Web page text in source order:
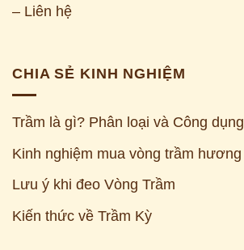
– Liên hệ
CHIA SẺ KINH NGHIỆM
Trầm là gì? Phân loại và Công dụng
Kinh nghiệm mua vòng trầm hương
Lưu ý khi đeo Vòng Trầm
Kiến thức về Trầm Kỳ